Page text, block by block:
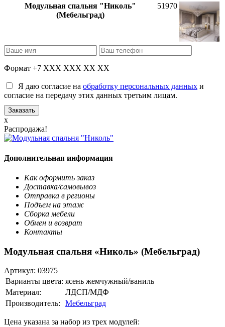
Модульная спальня "Николь"
(Мебельград)
51970
Формат +7 XXX XXX XX XX
Я даю согласие на обработку персональных данных и
согласие на передачу этих данных третьим лицам.
x
Распродажа!
Дополнительная информация
Как оформить заказ
Доставка/самовывоз
Отправка в регионы
Подъем на этаж
Сборка мебели
Обмен и возврат
Контакты
Модульная спальня «Николь» (Мебельград)
Артикул: 03975
Варианты цвета: ясень жемчужный/ваниль
Материал:
ЛДСП/МДФ
Производитель:
Мебельград
Цена указана за набор из трех модулей: